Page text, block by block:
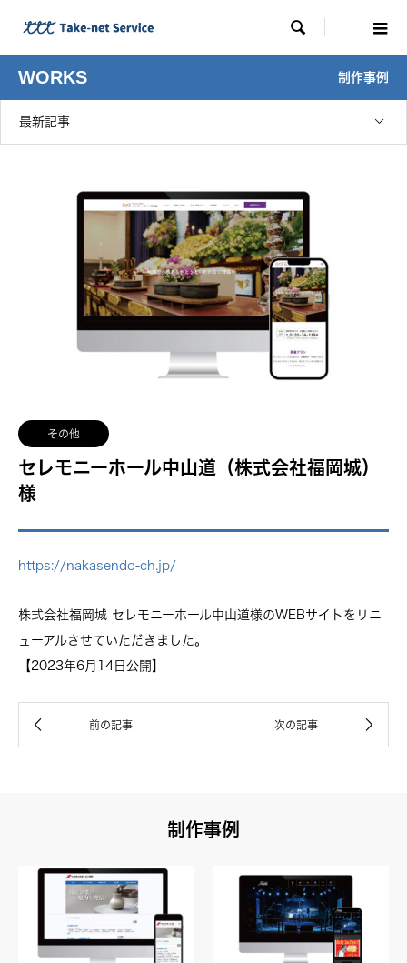

WORKS 制作事例
最新記事
その他
セレモニーホール中山道（株式会社福岡城）
様
https://nakasendo-ch.jp/
株式会社福岡城 セレモニーホール中山道様のWEBサイトをリニ
ューアルさせていただきました。
【2023年6月14日公開】
制作事例